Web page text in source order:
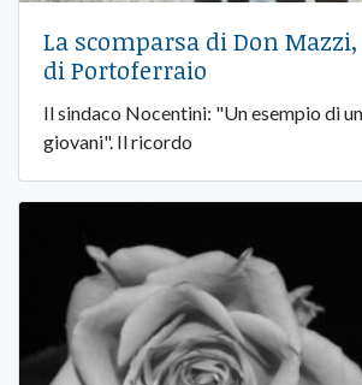
La scomparsa di Don
di Portoferraio
Il sindaco Nocentini: "Un esempio di
giovani". Il ricordo